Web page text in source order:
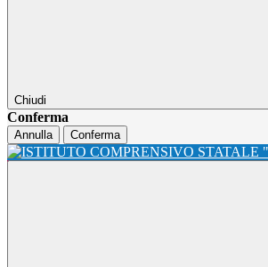
Chiudi
Conferma
Annulla Conferma